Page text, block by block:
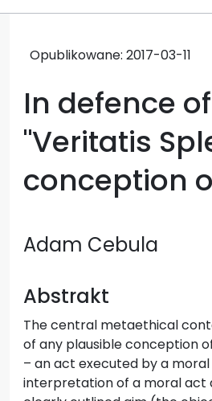
Opublikowane: 2017-03-11
In defence
"Veritatis
conception
Adam Cebula
Abstrakt
The central metaethical
of any plausible conception
– an act executed by a
interpretation of a moral act